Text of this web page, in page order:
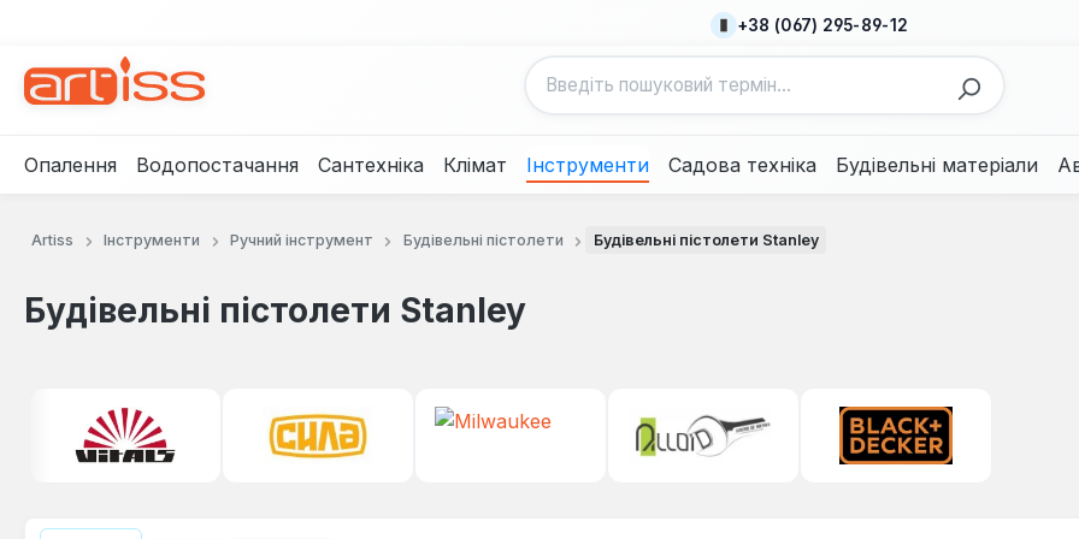
+38 (067) 295-89-12
Опалення Водопостачання Сантехніка Клімат Інструменти Садова техніка Будівельні матеріали
Artiss Інструменти Ручний інструмент Будівельні пістолети Будівельні пістолети Stanley
Будівельні пістолети Stanley